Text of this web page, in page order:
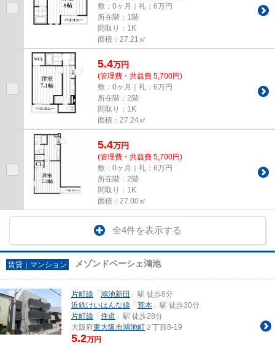
敷：0ヶ月｜礼：6万円
所在階：1階
間取り：1K
面積：27.21㎡
5.4万円
(管理費・共益費 5,700円)
敷：0ヶ月｜礼：6万円
所在階：2階
間取り：1K
面積：27.24㎡
5.4万円
(管理費・共益費 5,700円)
敷：0ヶ月｜礼：6万円
所在階：2階
間取り：1K
面積：27.00㎡
全4件を表示する
賃貸｜マンション メゾンドペーシェ鴻池
片町線 「 鴻池新田 」駅 徒歩8分
近鉄けいはんな線 「 荒本 」駅 徒歩30分
片町線 「 住道 」駅 徒歩28分
大阪府東大阪市鴻池町 ２丁目8-19
5.2万円